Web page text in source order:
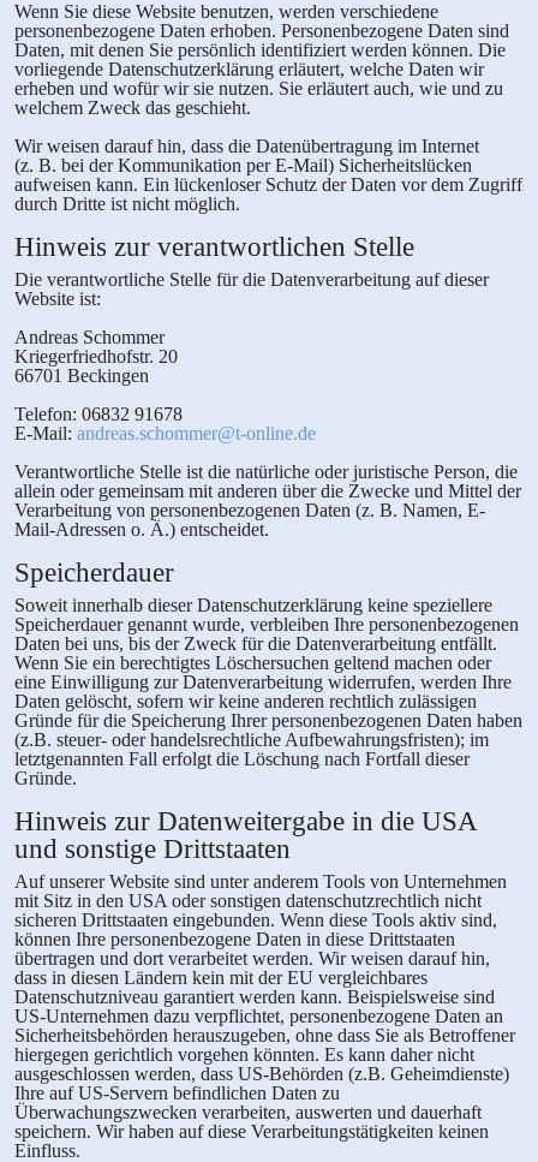
Wenn Sie diese Website benutzen, werden verschiedene
personenbezogene Daten erhoben. Personenbezogene Daten sind
Daten, mit denen Sie persönlich identifiziert werden können. Die
vorliegende Datenschutzerklärung erläutert, welche Daten wir
erheben und wofür wir sie nutzen. Sie erläutert auch, wie und zu
welchem Zweck das geschieht.
Wir weisen darauf hin, dass die Datenübertragung im Internet
(z. B. bei der Kommunikation per E-Mail) Sicherheitslücken
aufweisen kann. Ein lückenloser Schutz der Daten vor dem Zugriff
durch Dritte ist nicht möglich.
Hinweis zur verantwortlichen Stelle
Die verantwortliche Stelle für die Datenverarbeitung auf dieser
Website ist:
Andreas Schommer
Kriegerfriedhofstr. 20
66701 Beckingen
Telefon: 06832 91678
E-Mail: andreas.schommer@t-online.de
Verantwortliche Stelle ist die natürliche oder juristische Person, die
allein oder gemeinsam mit anderen über die Zwecke und Mittel der
Verarbeitung von personenbezogenen Daten (z. B. Namen, E-
Mail-Adressen o. Ä.) entscheidet.
Speicherdauer
Soweit innerhalb dieser Datenschutzerklärung keine speziellere
Speicherdauer genannt wurde, verbleiben Ihre personenbezogenen
Daten bei uns, bis der Zweck für die Datenverarbeitung entfällt.
Wenn Sie ein berechtigtes Löschersuchen geltend machen oder
eine Einwilligung zur Datenverarbeitung widerrufen, werden Ihre
Daten gelöscht, sofern wir keine anderen rechtlich zulässigen
Gründe für die Speicherung Ihrer personenbezogenen Daten haben
(z.B. steuer- oder handelsrechtliche Aufbewahrungsfristen); im
letztgenannten Fall erfolgt die Löschung nach Fortfall dieser
Gründe.
Hinweis zur Datenweitergabe in die USA
und sonstige Drittstaaten
Auf unserer Website sind unter anderem Tools von Unternehmen
mit Sitz in den USA oder sonstigen datenschutzrechtlich nicht
sicheren Drittstaaten eingebunden. Wenn diese Tools aktiv sind,
können Ihre personenbezogene Daten in diese Drittstaaten
übertragen und dort verarbeitet werden. Wir weisen darauf hin,
dass in diesen Ländern kein mit der EU vergleichbares
Datenschutzniveau garantiert werden kann. Beispielsweise sind
US-Unternehmen dazu verpflichtet, personenbezogene Daten an
Sicherheitsbehörden herauszugeben, ohne dass Sie als Betroffener
hiergegen gerichtlich vorgehen könnten. Es kann daher nicht
ausgeschlossen werden, dass US-Behörden (z.B. Geheimdienste)
Ihre auf US-Servern befindlichen Daten zu
Überwachungszwecken verarbeiten, auswerten und dauerhaft
speichern. Wir haben auf diese Verarbeitungstätigkeiten keinen
Einfluss.